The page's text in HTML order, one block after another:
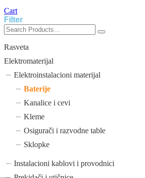
Cart
Filter
Rasveta
Elektromaterijal
Elektroinstalacioni materijal
Baterije
Kanalice i cevi
Kleme
Osigurači i razvodne table
Sklopke
Instalacioni kablovi i provodnici